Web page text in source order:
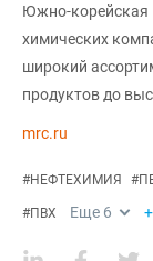
Южно-корейская
химических
широкий
продуктов до
mrc.ru
#НЕФТЕХИМИЯ #
#ПВХ Еще 6